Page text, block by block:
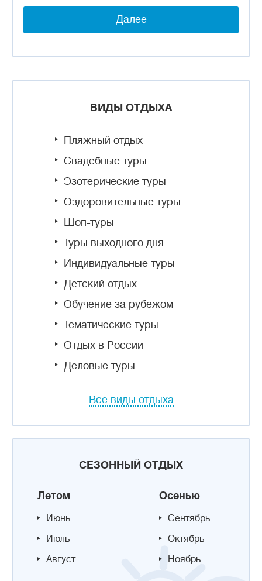
Далее
ВИДЫ ОТДЫХА
Пляжный отдых
Свадебные туры
Эзотерические туры
Оздоровительные туры
Шоп-туры
Туры выходного дня
Индивидуальные туры
Детский отдых
Обучение за рубежом
Тематические туры
Отдых в России
Деловые туры
Все виды отдыха
СЕЗОННЫЙ ОТДЫХ
Летом
Июнь
Июль
Август
Осенью
Сентябрь
Октябрь
Ноябрь